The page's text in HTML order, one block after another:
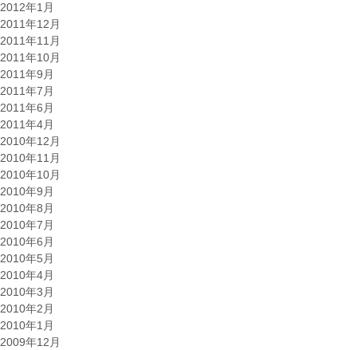
2012年1月
2011年12月
2011年11月
2011年10月
2011年9月
2011年7月
2011年6月
2011年4月
2010年12月
2010年11月
2010年10月
2010年9月
2010年8月
2010年7月
2010年6月
2010年5月
2010年4月
2010年3月
2010年2月
2010年1月
2009年12月